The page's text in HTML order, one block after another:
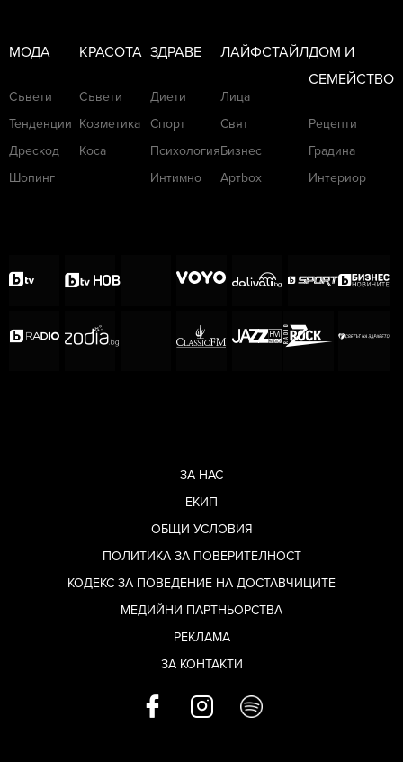
МОДА
Съвети
Тенденции
Дрескод
Шопинг
КРАСОТА
Съвети
Козметика
Коса
ЗДРАВЕ
Диети
Спорт
Психология
Интимно
ЛАЙФСТАЙЛ
Лица
Свят
Бизнес
Артbox
ДОМ И
СЕМЕЙСТВО
Рецепти
Градина
Интериор
ЗА НАС
ЕКИП
ОБЩИ УСЛОВИЯ
ПОЛИТИКА ЗА ПОВЕРИТЕЛНОСТ
КОДЕКС ЗА ПОВЕДЕНИЕ НА ДОСТАВЧИЦИТЕ
МЕДИЙНИ ПАРТНЬОРСТВА
РЕКЛАМА
ЗА КОНТАКТИ